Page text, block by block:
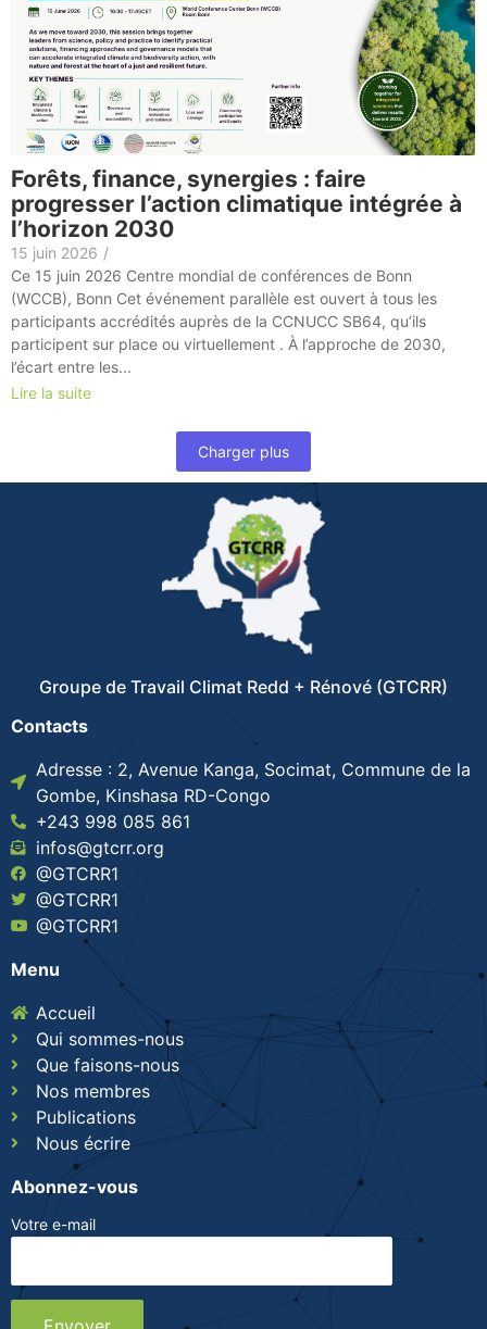
Forêts, finance, synergies : faire
progresser l’action climatique intégrée à
l’horizon 2030
15 juin 2026 /
Ce 15 juin 2026 Centre mondial de conférences de Bonn
(WCCB), Bonn Cet événement parallèle est ouvert à tous les
participants accrédités auprès de la CCNUCC SB64, qu’ils
participent sur place ou virtuellement . À l’approche de 2030,
l’écart entre les...
Lire la suite
Charger plus
Groupe de Travail Climat Redd + Rénové (GTCRR)
Contacts
Adresse : 2, Avenue Kanga, Socimat, Commune de la
Gombe, Kinshasa RD-Congo
+243 998 085 861
infos@gtcrr.org
@GTCRR1
@GTCRR1
@GTCRR1
Menu
Accueil
Qui sommes-nous
Que faisons-nous
Nos membres
Publications
Nous écrire
Abonnez-vous
Votre e-mail